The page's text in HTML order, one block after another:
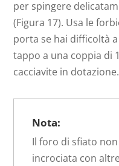
per spingere
(Figura 17). Usa le
porta se hai difficoltà
tappo a una coppia di
cacciavite in dotazione.
Nota:
Il foro di sfiato
incrociata con